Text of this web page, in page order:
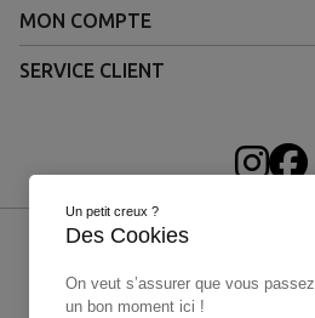
MON COMPTE
SERVICE CLIENT
Un petit creux ?
Des Cookies
On veut s’assurer que vous passez
un bon moment ici !